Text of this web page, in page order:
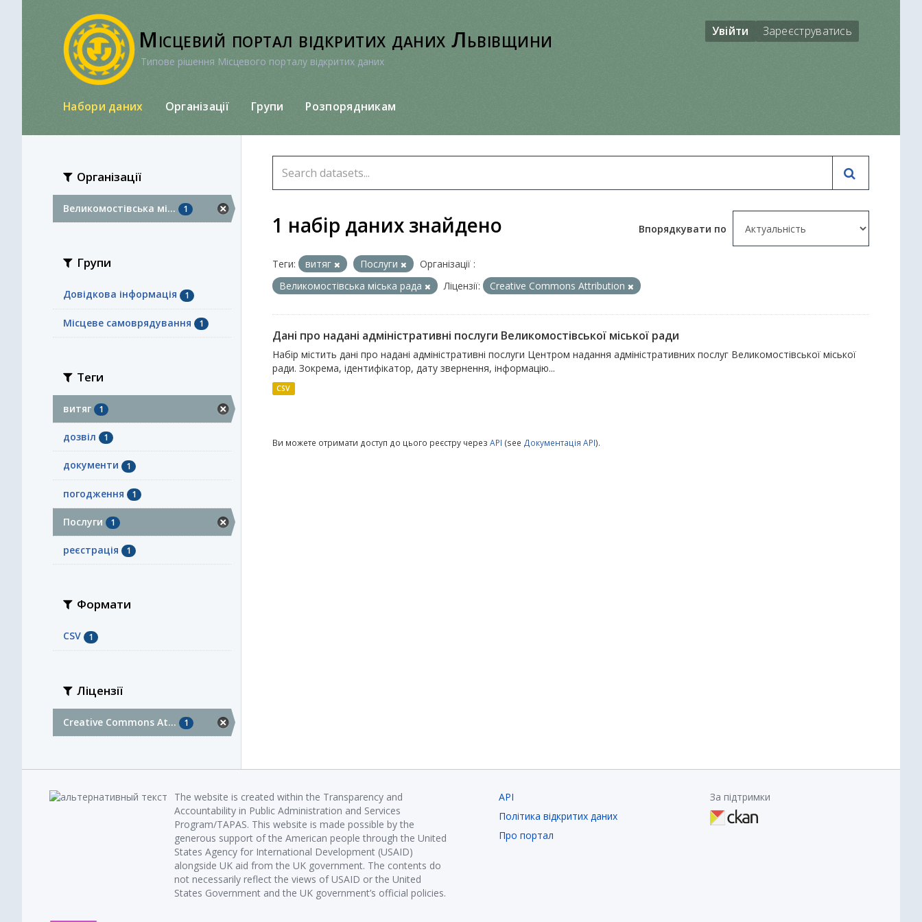
Місцевий портал відкритих даних Львівщини
Типове рішення Місцевого порталу відкритих даних
Увійти Зареєструватись
Набори даних Організації Групи Розпорядникам
Організації
Великомостівська мі... 1
Групи
Довідкова інформація 1
Місцеве самоврядування 1
Теги
витяг 1
дозвіл 1
документи 1
погодження 1
Послуги 1
реєстрація 1
Формати
CSV 1
Ліцензії
Creative Commons At... 1
Впорядкувати по
1 набір даних знайдено
Теги: витяг Послуги
Організації :
Великомостівська міська рада
Ліцензії: Creative Commons Attribution
Дані про надані адміністративні послуги Великомостівської міської ради
Набір містить дані про надані адміністративні послуги Центром надання адміністративних послуг Великомостівської міської
ради. Зокрема, ідентифікатор, дату звернення, інформацію...
CSV
Ви можете отримати доступ до цього реєстру через API (see Документація API).
The website is created within the Transparency and
Accountability in Public Administration and Services
Program/TAPAS. This website is made possible by the
generous support of the American people through the United
States Agency for International Development (USAID)
alongside UK aid from the UK government. The contents do
not necessarily reflect the views of USAID or the United
States Government and the UK government’s official policies.
API
Політика відкритих даних
Про портал
За підтримки